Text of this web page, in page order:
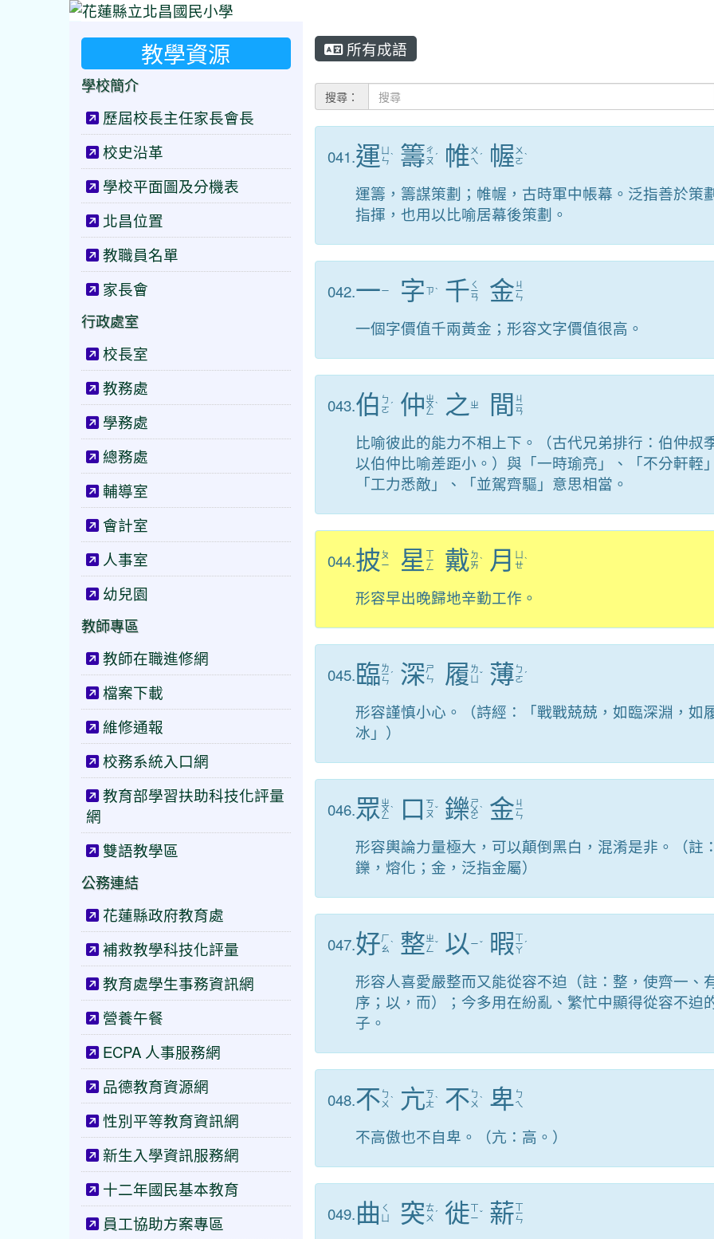
所有成語
搜尋：
041.運 ㄣˋ 籌ㄔ
ㄡ ˊ 帷 ㄨ
ㄟ ˊ 幄 ㄨ
ㄛˋ
運籌，籌謀策劃；帷幄，古時軍中帳幕。泛指善於策
指揮，也用以比喻居幕後策劃。
042.一ㄧ 字 ㄗˋ 千 ㄑ
ㄧ
ㄢ 金 ㄐ
ㄧ
ㄣ
一個字價值千兩黃金；形容文字價值很高。
043.伯 ㄅ
ㄛ ˊ 仲 ㄓ
ㄨ
ㄥ
ˋ 之 ㄓ 間 ㄐ
ㄧ
ㄢ
比喻彼此的能力不相上下。（古代兄弟排行：伯仲叔
以伯仲比喻差距小。）與「一時瑜亮」、「不分軒輊
「工力悉敵」、「並駕齊驅」意思相當。
044.披 ㄆ
ㄧ
星 ㄒ
ㄧ
ㄥ 戴 ㄉ
ㄞˋ 月
ㄝˋ
形容早出晚歸地辛勤工作。
045.臨ㄌ
ㄧ
ㄣ
ˊ 深ㄕ
ㄣ
履 ㄌ
ˇ 薄 ㄅ
ㄛ ˊ
形容謹慎小心。（詩經：「戰戰兢兢，如臨深淵，如
冰」）
046.眾 ㄓ
ㄨ
ㄥ
ˋ 口 ㄎ
ㄡˇ 鑠 ㄕ
ㄨ
ㄛ
ˋ 金 ㄐ
ㄧ
ㄣ
形容輿論力量極大，可以顛倒黑白，混淆是非。（註
鑠，熔化；金，泛指金屬）
047.好ㄏ
ㄠˋ 整ㄓ
ㄥ ˇ 以 ㄧˇ 暇 ㄒ
ㄧ
ㄚ
ˊ
形容人喜愛嚴整而又能從容不迫（註：整，使齊一、
序；以，而）；今多用在紛亂、繁忙中顯得從容不迫
子。
048.不 ㄅ
ㄨ ˋ 亢ㄎ
ㄤˋ 不 ㄅ
ㄨ ˋ 卑 ㄅ
ㄟ
不高傲也不自卑。（亢：高。）
049.曲 ㄑ
突ㄊ
ㄨ ˊ 徙ㄒ
ㄧˇ 薪ㄒ
ㄧ
ㄣ
教學資源
學校簡介
歷屆校長主任家長會長
校史沿革
學校平面圖及分機表
北昌位置
教職員名單
家長會
行政處室
校長室
教務處
學務處
總務處
輔導室
會計室
人事室
幼兒園
教師專區
教師在職進修網
檔案下載
維修通報
校務系統入口網
教育部學習扶助科技化評量
網
雙語教學區
公務連結
花蓮縣政府教育處
補救教學科技化評量
教育處學生事務資訊網
營養午餐
ECPA 人事服務網
品德教育資源網
性別平等教育資訊網
新生入學資訊服務網
十二年國民基本教育
員工協助方案專區